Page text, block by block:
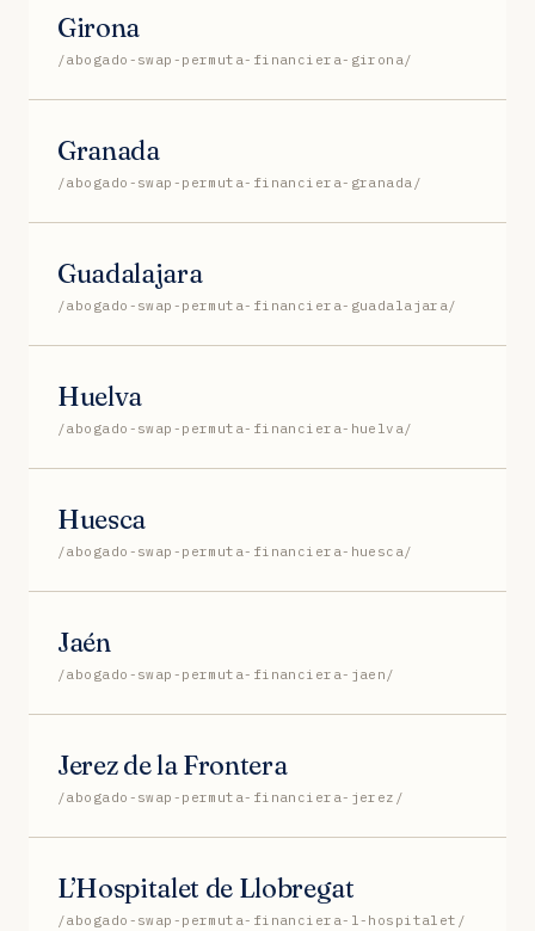
Girona
/abogado-swap-permuta-financiera-girona/
Granada
/abogado-swap-permuta-financiera-granada/
Guadalajara
/abogado-swap-permuta-financiera-guadalajara/
Huelva
/abogado-swap-permuta-financiera-huelva/
Huesca
/abogado-swap-permuta-financiera-huesca/
Jaén
/abogado-swap-permuta-financiera-jaen/
Jerez de la Frontera
/abogado-swap-permuta-financiera-jerez/
L’Hospitalet de Llobregat
/abogado-swap-permuta-financiera-l-hospitalet/